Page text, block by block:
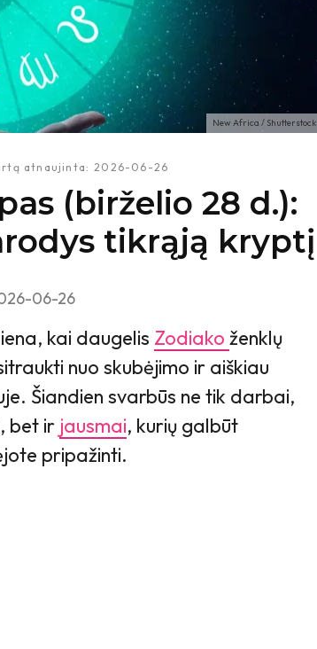
New Africa / Shutterstock
atnaujinta: 2026-06-26
(birželio 28 d.):
tikrąją kryptį
06-26
kai daugelis Zodiako ženklų
nuo skubėjimo ir aiškiau
Šiandien svarbūs ne tik darbai,
bet ir jausmai, kurių galbūt
pripažinti.